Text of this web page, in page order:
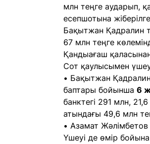
млн теңге аударып,
есепшотына
Бақытжан Қадралин
67 млн теңге
Қандыағаш
Сот қаулысымен
• Бақытжан
баптары бойынша 6
банктегі 291 млн,
атындағы 49,6 млн
• Азамат Жәлімбетов
Үшеуі де өмір